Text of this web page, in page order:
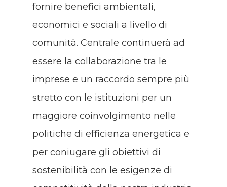
fornire benefici ambientali,
economici e sociali a livello di
comunità. Centrale continuerà ad
essere la collaborazione tra le
imprese e un raccordo sempre più
stretto con le istituzioni per un
maggiore coinvolgimento nelle
politiche di efficienza energetica e
per coniugare gli obiettivi di
sostenibilità con le esigenze di